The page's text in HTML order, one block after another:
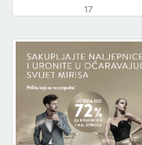
17